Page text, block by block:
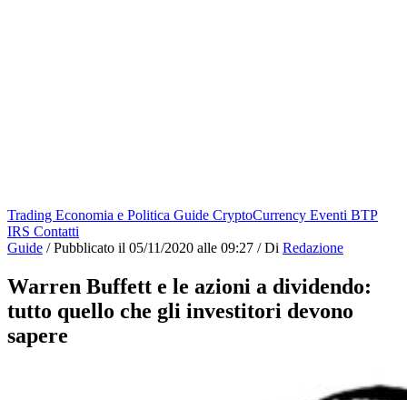
Trading Economia e Politica Guide CryptoCurrency Eventi BTP
IRS Contatti
Guide / Pubblicato il 05/11/2020 alle 09:27 / Di Redazione
Warren Buffett e le azioni a dividendo:
tutto quello che gli investitori devono
sapere